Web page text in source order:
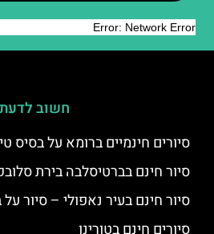
חשוב לדעת
סיורים חינמיים ברומא על בסיס
סיור חינם בברטיסלבה בירת
סיור חינם בעיר נאפולי – סיור
סיורים חינם בטורינו